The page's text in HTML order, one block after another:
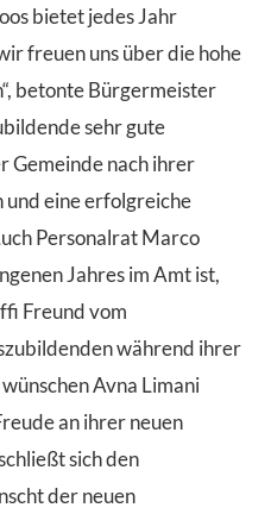
bietet jedes Jahr
freuen uns über die hohe
betonte Bürgermeister
sehr gute
Gemeinde nach ihrer
eine erfolgreiche
Personalrat Marco
Jahres im Amt ist,
Freund vom
während ihrer
Avna Limani
an ihrer neuen
sich den
der neuen